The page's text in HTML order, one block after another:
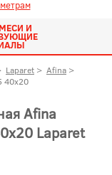
И
Laparet > Afina >
40x20
Afina
Laparet